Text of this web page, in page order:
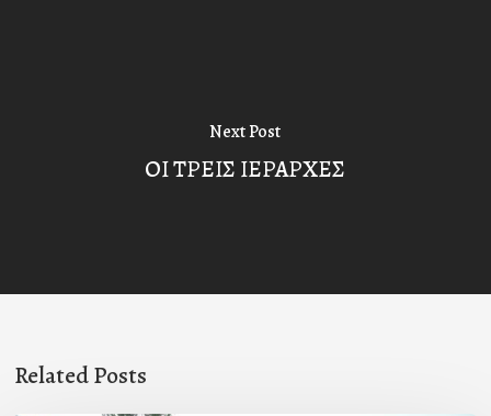
Next Post
ΟΙ ΤΡΕΙΣ ΙΕΡΑΡΧΕΣ
Related Posts